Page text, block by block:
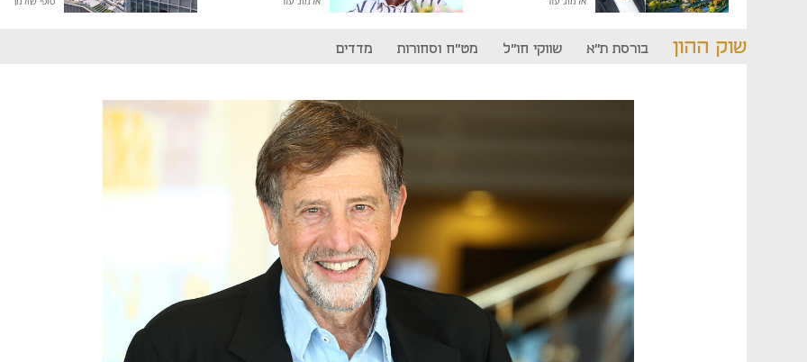
שוק ההון בורסת ת"א שווקי חו"ל מט"ח וסחורות מדדים